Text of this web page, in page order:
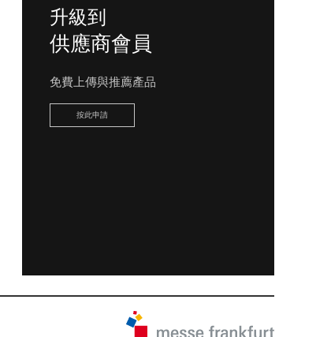
升級到
供應商會員
免費上傳與推薦產品
按此申請